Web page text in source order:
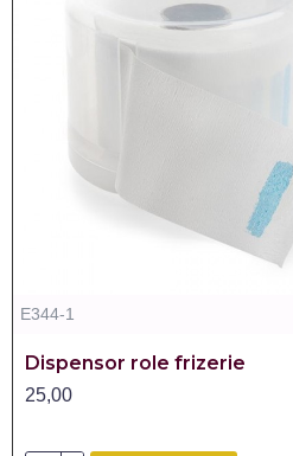
E344-1
Dispensor role frizerie
25,00